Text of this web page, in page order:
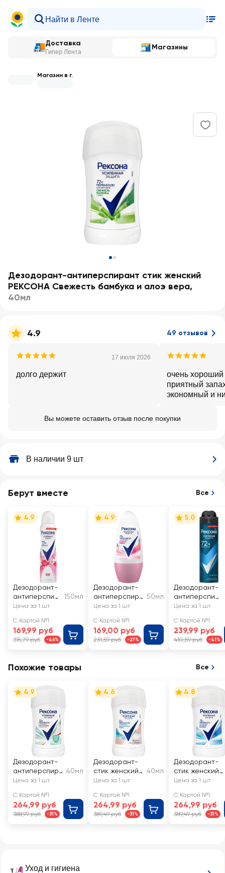
Доставка
Гипер Лента
Магазины
Магазин в г.
Дезодорант-антиперспирант стик женский
РЕКСОНА Свежесть бамбука и алоэ вера,
40мл
4.9 49 отзывов
17 июля 2026
долго держит
очень хороший
приятный
экономный и
Вы можете оставить отзыв после покупки
В наличии 9 шт
Уход и гигиена
Берут вместе Все
4.9
Дезодорант-
антиперспир
ант спрей
РЕКСОНА
Яркий букет
150мл
Цена за 1 шт
С Картой №1
169,99 руб
315,79 руб -46%
4.9
Дезодорант-
антиперспира
нт роликовый
РЕКСОНА
Сухость пудры
50мл
Цена за 1 шт
С Картой №1
169,00 руб
231,59 руб -27%
5.0
Дезодорант-
антиперспир
ант спрей
РЕКСОНА Men
Кобальт
Цена за 1 шт
С Картой №1
239,99 руб
410,59 руб -41%
Похожие товары Все
4.9
Дезодорант-
антиперспира
нт стик
РЕКСОНА
Антибактериа
льная
40мл
Цена за 1 шт
С Картой №1
264,99 руб
388,99 руб -31%
4.6
Дезодорант-
стик женский
РЕКСОНА
пудра
40мл
Цена за 1 шт
С Картой №1
264,99 руб
389,49 руб -31%
4.8
Дезодорант-
стик женский
РЕКСОНА
хлопка
Цена за 1 шт
С Картой №1
264,99 руб
389,49 руб -31%